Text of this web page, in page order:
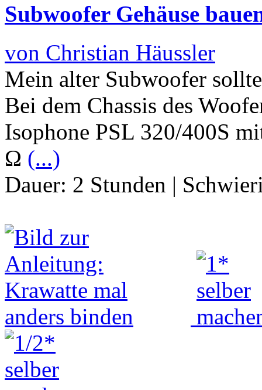
Subwoofer Gehäuse
von Christian Häussler
Mein alter Subwoofer
Bei dem Chassis des
Isophone PSL 320/400S
Ω (...)
Dauer: 2 Stunden |